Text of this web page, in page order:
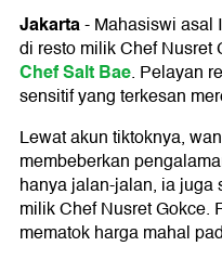
Jakarta-Mahasiswi asal
di resto milik Chef Nusret
Chef Salt Bae. Pelayan
sensitif yang terkesan
Lewat akun tiktoknya,
membeberkan
hanya jalan-jalan, ia juga
milik Chef Nusret Gokce.
mematok harga mahal